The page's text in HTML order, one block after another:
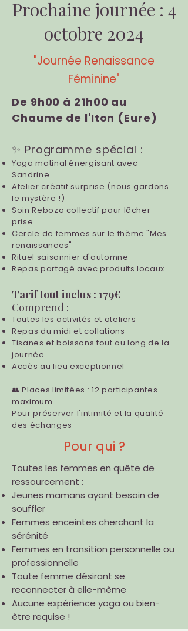
Prochaine journée : 4
octobre 2024
"Journée Renaissance
Féminine"
De 9h00 à 21h00 au
Chaume de l'Iton (Eure)
✨ Programme spécial :
Yoga matinal énergisant avec
Sandrine
Atelier créatif surprise (nous gardons
le mystère !)
Soin Rebozo collectif pour lâcher-
prise
Cercle de femmes sur le thème "Mes
renaissances"
Rituel saisonnier d'automne
Repas partagé avec produits locaux
Tarif tout inclus : 179€
Comprend :
Toutes les activités et ateliers
Repas du midi et collations
Tisanes et boissons tout au long de la
journée
Accès au lieu exceptionnel
👥 Places limitées : 12 participantes
maximum
Pour préserver l'intimité et la qualité
des échanges
Pour qui ?
Toutes les femmes en quête de
ressourcement :
Jeunes mamans ayant besoin de
souffler
Femmes enceintes cherchant la
sérénité
Femmes en transition personnelle ou
professionnelle
Toute femme désirant se
reconnecter à elle-même
Aucune expérience yoga ou bien-
être requise !